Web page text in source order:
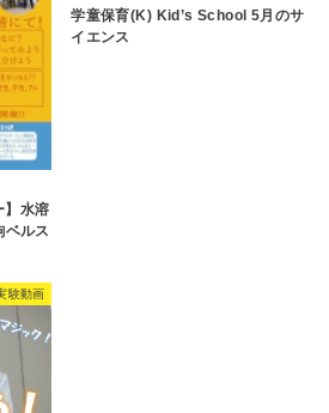
】水溶
ルス
学童保育(K) Kid’s School 5月のサ
イエンス
験動画